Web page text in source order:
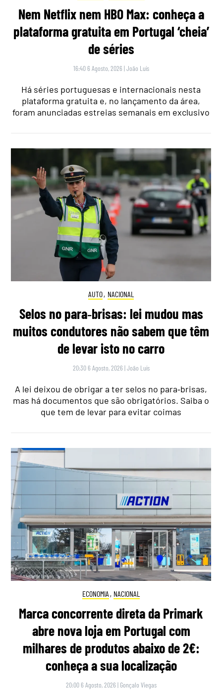
Nem Netflix nem HBO Max: conheça a
plataforma gratuita em Portugal ‘cheia’
de séries
16:40 6 Agosto, 2026 |João Luís
Há séries portuguesas e internacionais nesta
plataforma gratuita e, no lançamento da área,
foram anunciadas estreias semanais em exclusivo
AUTO, NACIONAL
Selos no para‑brisas: lei mudou mas
muitos condutores não sabem que têm
de levar isto no carro
20:30 6 Agosto, 2026 |João Luís
A lei deixou de obrigar a ter selos no para‑brisas,
mas há documentos que são obrigatórios. Saiba o
que tem de levar para evitar coimas
ECONOMIA , NACIONAL
Marca concorrente direta da Primark
abre nova loja em Portugal com
milhares de produtos abaixo de 2€:
conheça a sua localização
20:00 6 Agosto, 2026 | Gonçalo Viegas